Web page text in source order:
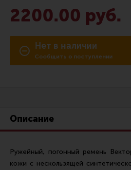
Все разделы
Магазин для тех, кто
Кобуры для IPSC
Паучеры и патронташи
Ремни для IPSC
Стрелковые таймеры
2200.00 руб.
Нет в наличии
Сообщить о поступлении
Описание
Ружейный, погонный ремень
кожи с нескользящей